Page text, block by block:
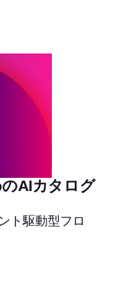
AIカタログ
ト駆動型フロ